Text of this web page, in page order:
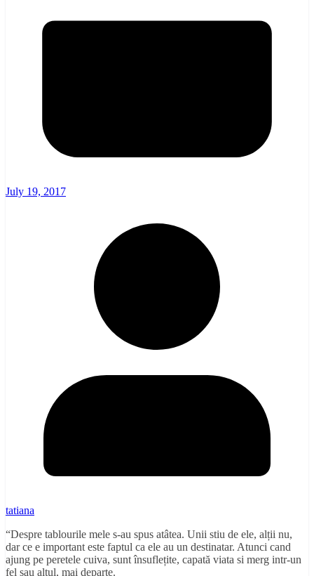
July 19, 2017
tatiana
“Despre tablourile mele s-au spus atâtea. Unii stiu de ele, alții nu,
dar ce e important este faptul ca ele au un destinatar. Atunci cand
ajung pe peretele cuiva, sunt însuflețite, capată viata si merg intr-un
fel sau altul, mai departe.